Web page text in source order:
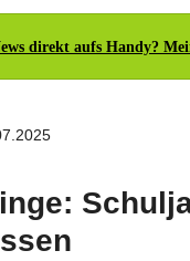
direkt aufs Handy?